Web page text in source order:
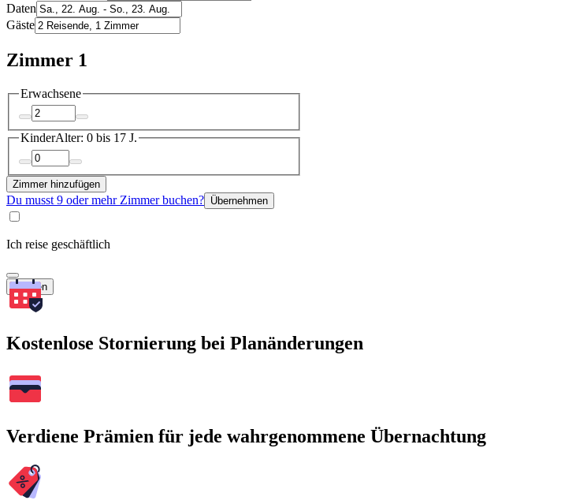
Daten
Gäste
Zimmer 1
Erwachsene
KinderAlter: 0 bis 17 J.
Zimmer hinzufügen
Du musst 9 oder mehr Zimmer buchen? Übernehmen
Ich reise geschäftlich
Suchen
Kostenlose Stornierung bei Planänderungen
Verdiene Prämien für jede wahrgenommene Übernachtung